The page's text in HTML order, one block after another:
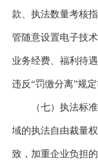
款、执法数量考核
管随意设置电子技
业务经费、福利待
违反“罚缴分离”规定
（七）执法标准
域的执法自由裁量
致，加重企业负担的